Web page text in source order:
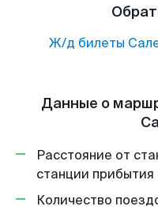
Ж/д билеты
Данные о
Расстояние от
станции
Количество